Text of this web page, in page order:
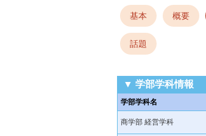
基本 概要
話題
▼ 学部学科情報
学部学科名
商学部 経営学科